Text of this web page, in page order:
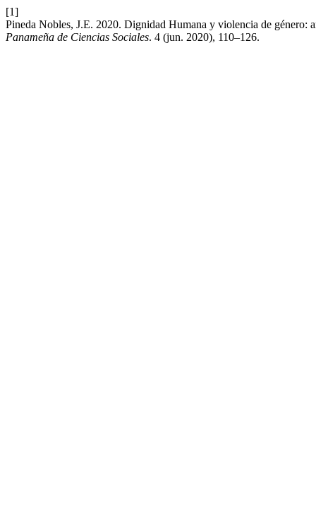
[1]
Pineda Nobles, J.E. 2020. Dignidad Humana y violencia de
Panameña de Ciencias Sociales. 4 (jun. 2020), 110–126.